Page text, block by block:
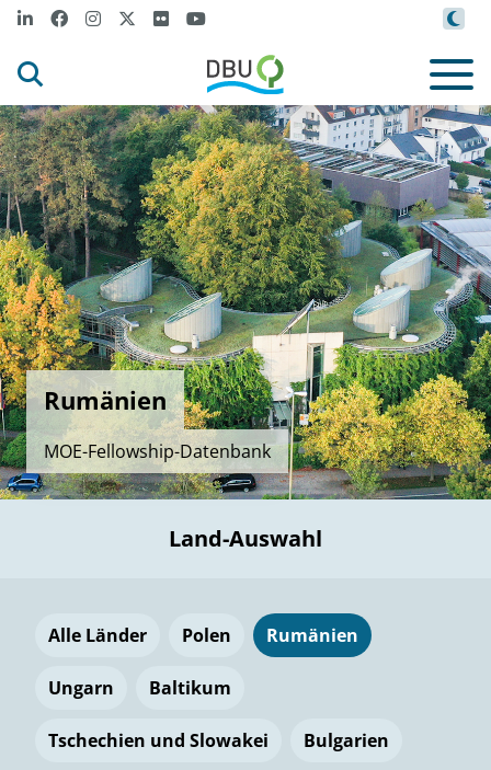
Rumänien
MOE-Fellowship-Datenbank
Land-Auswahl
Alle Länder Polen Rumänien
Ungarn Baltikum
Tschechien und Slowakei Bulgarien